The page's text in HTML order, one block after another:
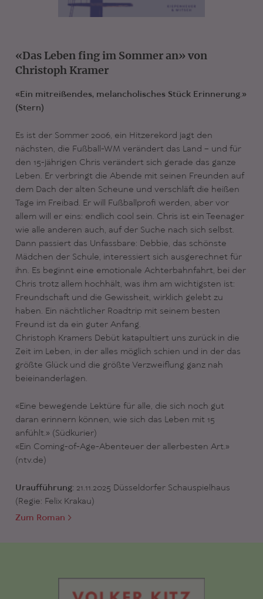
«Das Leben fing im Sommer an» von
Christoph Kramer
«Ein mitreißendes, melancholisches Stück Erinnerung.»
(Stern)
Es ist der Sommer 2006, ein Hitzerekord jagt den
nächsten, die Fußball-WM verändert das Land – und für
den 15-jährigen Chris verändert sich gerade das ganze
Leben. Er verbringt die Abende mit seinen Freunden auf
dem Dach der alten Scheune und verschläft die heißen
Tage im Freibad. Er will Fußballprofi werden, aber vor
allem will er eins: endlich cool sein. Chris ist ein Teenager
wie alle anderen auch, auf der Suche nach sich selbst.
Dann passiert das Unfassbare: Debbie, das schönste
Mädchen der Schule, interessiert sich ausgerechnet für
ihn. Es beginnt eine emotionale Achterbahnfahrt, bei der
Chris trotz allem hochhält, was ihm am wichtigsten ist:
Freundschaft und die Gewissheit, wirklich gelebt zu
haben. Ein nächtlicher Roadtrip mit seinem besten
Freund ist da ein guter Anfang.
Christoph Kramers Debüt katapultiert uns zurück in die
Zeit im Leben, in der alles möglich schien und in der das
größte Glück und die größte Verzweiflung ganz nah
beieinanderlagen.
«Eine bewegende Lektüre für alle, die sich noch gut
daran erinnern können, wie sich das Leben mit 15
anfühlt.» (Südkurier)
«Ein Coming-of-Age-Abenteuer der allerbesten Art.»
(ntv.de)
Uraufführung: 21.11.2025 Düsseldorfer Schauspielhaus
(Regie: Felix Krakau)
Zum Roman